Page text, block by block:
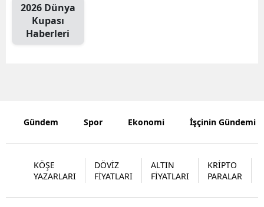
Gümüşhane
Hatay
Isparta
2026 Dünya
Kupası
Haberleri
Gündem Spor Ekonomi İşçinin Gündemi
KÖŞE
YAZARLARI
DÖVİZ
FİYATLARI
ALTIN
FİYATLARI
KRİPTO
PARALAR